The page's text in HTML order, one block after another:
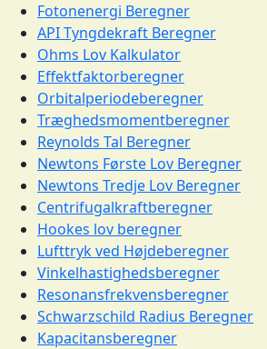
Fotonenergi Beregner
API Tyngdekraft Beregner
Ohms Lov Kalkulator
Effektfaktorberegner
Orbitalperiodeberegner
Træghedsmomentberegner
Reynolds Tal Beregner
Newtons Første Lov Beregner
Newtons Tredje Lov Beregner
Centrifugalkraftberegner
Hookes lov beregner
Lufttryk ved Højdeberegner
Vinkelhastighedsberegner
Resonansfrekvensberegner
Schwarzschild Radius Beregner
Kapacitansberegner